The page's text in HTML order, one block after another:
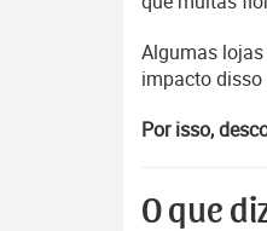
Algumas
impacto disso
Por isso,
O que